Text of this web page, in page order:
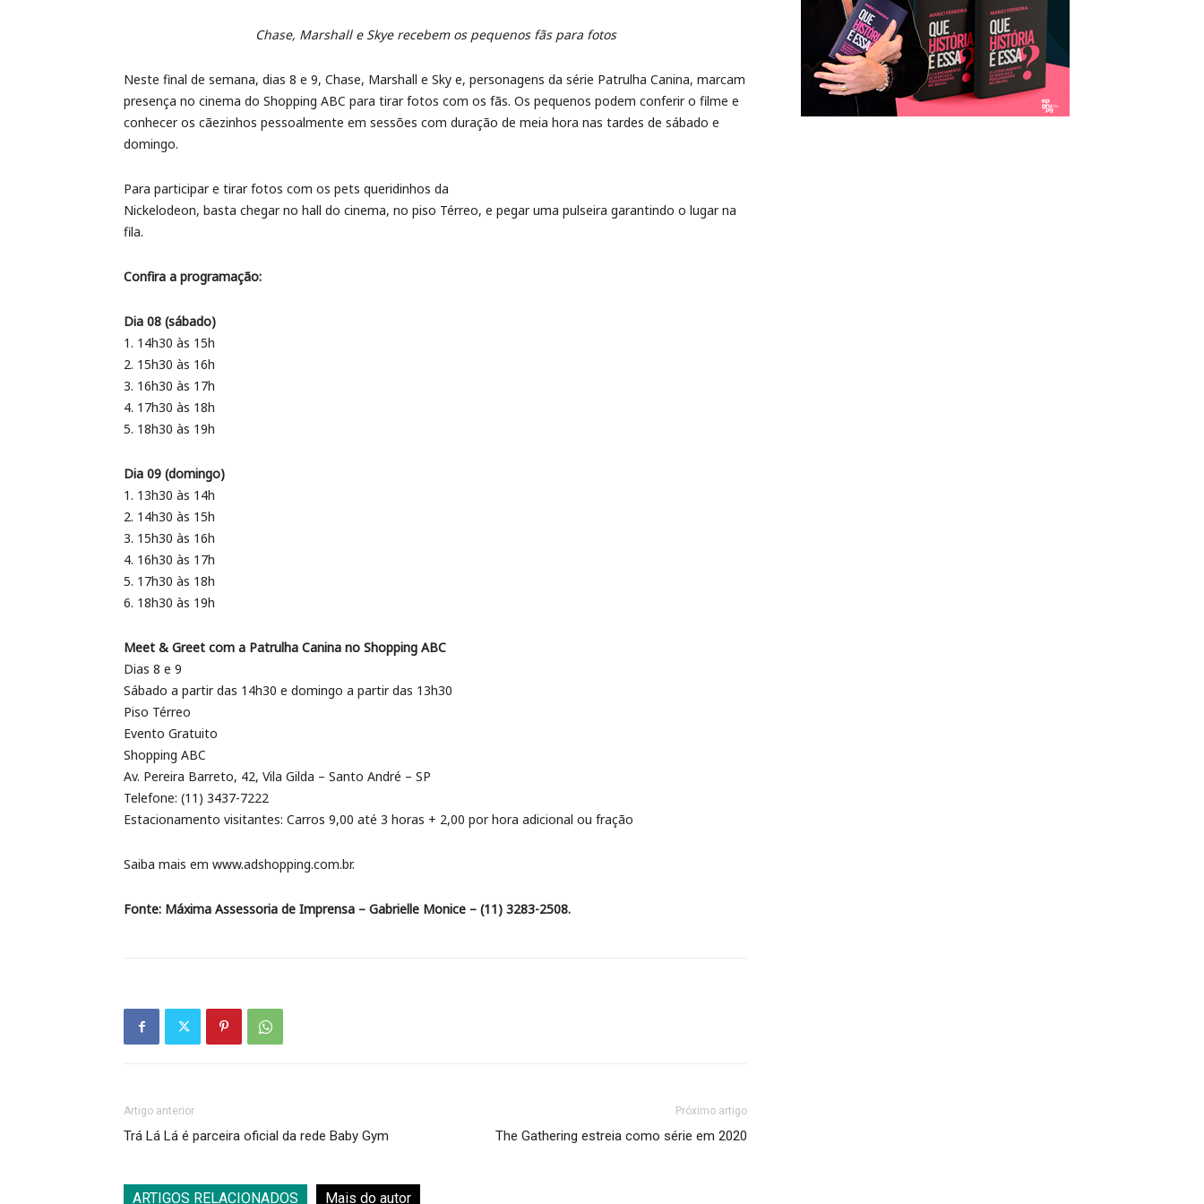
Chase, Marshall e Skye recebem os pequenos fãs para fotos
Neste final de semana, dias 8 e 9, Chase, Marshall e Sky e, personagens da série Patrulha Canina, marcam
presença no cinema do Shopping ABC para tirar fotos com os fãs. Os pequenos podem conferir o filme e
conhecer os cãezinhos pessoalmente em sessões com duração de meia hora nas tardes de sábado e
domingo.
Para participar e tirar fotos com os pets queridinhos da
Nickelodeon, basta chegar no hall do cinema, no piso Térreo, e pegar uma pulseira garantindo o lugar na
fila.
Confira a programação:
Dia 08 (sábado)
1. 14h30 às 15h
2. 15h30 às 16h
3. 16h30 às 17h
4. 17h30 às 18h
5. 18h30 às 19h
Dia 09 (domingo)
1. 13h30 às 14h
2. 14h30 às 15h
3. 15h30 às 16h
4. 16h30 às 17h
5. 17h30 às 18h
6. 18h30 às 19h
Meet & Greet com a Patrulha Canina no Shopping ABC
Dias 8 e 9
Sábado a partir das 14h30 e domingo a partir das 13h30
Piso Térreo
Evento Gratuito
Shopping ABC
Av. Pereira Barreto, 42, Vila Gilda – Santo André – SP
Telefone: (11) 3437-7222
Estacionamento visitantes: Carros 9,00 até 3 horas + 2,00 por hora adicional ou fração
Saiba mais em www.adshopping.com.br.
Fonte: Máxima Assessoria de Imprensa – Gabrielle Monice – (11) 3283-2508.
Artigo anterior
Trá Lá Lá é parceira oficial da rede Baby Gym
Próximo artigo
The Gathering estreia como série em 2020
ARTIGOS RELACIONADOS Mais do autor